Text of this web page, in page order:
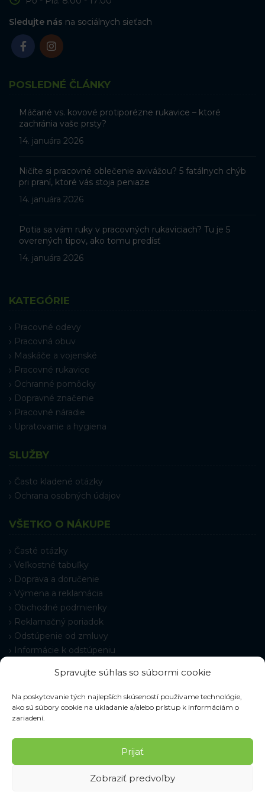
Spravujte súhlas so súbormi cookie
Na poskytovanie tých najlepších skúseností používame technológie,
ako sú súbory cookie na ukladanie a/alebo prístup k informáciám o
zariadení.
Prijať
Zobraziť predvoľby
Sledujte nás na sociálnych sieťach
POSLEDNÉ ČLÁNKY
Máčané vs. kovové protiporézne rukavice – ktoré
zachránia vaše prsty?
14. januára 2026
Ničíte si pracovné oblečenie avivážou? 5 fatálnych chýb
pri praní, ktoré vás stoja peniaze
14. januára 2026
Potia sa vám ruky v pracovných rukaviciach? Tu je 5
overených tipov, ako tomu predísť
14. januára 2026
KATEGÓRIE
Pracovné odevy
Pracovná obuv
Maskáče a vojenské
Pracovné rukavice
Ochranné pomôcky
Dopravné značenie
Pracovné náradie
Upratovanie a hygiena
SLUŽBY
Často kladené otázky
Ochrana osobných údajov
VŠETKO O NÁKUPE
Časté otázky
Veľkostné tabuľky
Doprava a doručenie
Výmena a reklamácia
Obchodné podmienky
Reklamačný poriadok
Odstúpenie od zmluvy
Informácie k odstúpeniu
Nastavenie cookies
© 2026 Pracovné odevy ZIKO s. r. o., všetky práva vyhradené.